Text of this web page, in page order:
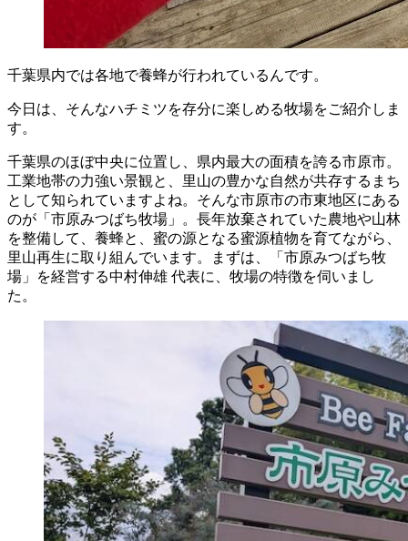
千葉県内では各地で養蜂が行われているんです。
今日は、そんなハチミツを存分に楽しめる牧場をご紹介しま
す。
千葉県のほぼ中央に位置し、県内最大の面積を誇る市原市。
工業地帯の力強い景観と、里山の豊かな自然が共存するまち
として知られていますよね。そんな市原市の市東地区にある
のが「市原みつばち牧場」。長年放棄されていた農地や山林
を整備して、養蜂と、蜜の源となる蜜源植物を育てながら、
里山再生に取り組んでいます。まずは、「市原みつばち牧
場」を経営する中村伸雄 代表に、牧場の特徴を伺いまし
た。